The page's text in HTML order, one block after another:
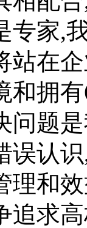
专家,
站在
和拥
问题
误认
理和
追求